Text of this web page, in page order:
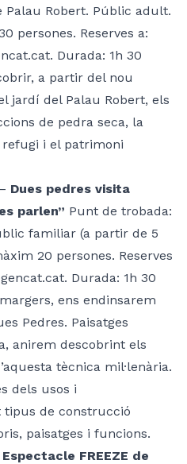
Robert. Públic adult.
persones. Reserves a:
Durada: 1h 30
a partir del nou
jardí del Palau Robert, els
de pedra seca, la
i el patrimoni
Dues pedres visita
parlen” Punt de trobada:
familiar (a partir de 5
20 persones. Reserves
Durada: 1h 30
ens endinsarem
Pedres. Paisatges
anirem descobrint els
tècnica mil·lenària.
dels usos i
tipus de construcció
paisatges i funcions.
Espectacle FREEZE de